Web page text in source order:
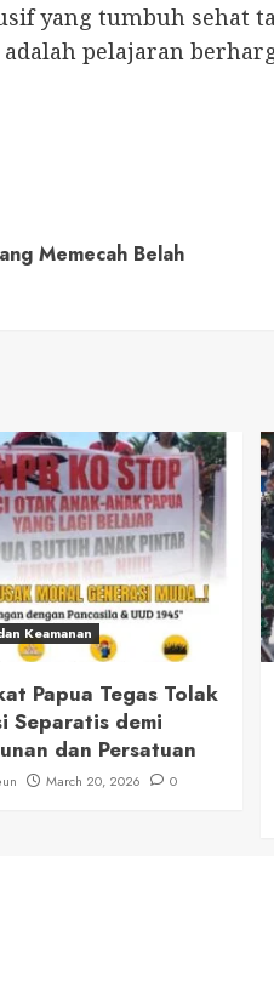
yang tumbuh sehat
pelajaran
Memecah Belah
Keamanan
Papua Tegas Tolak
Separatis demi
dan Persatuan
March 20, 2026 0